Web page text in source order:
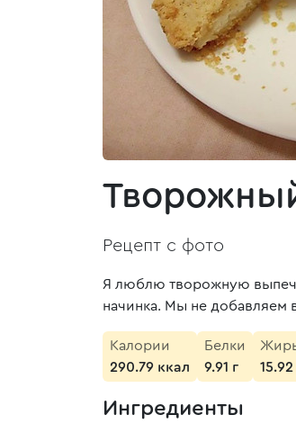
Рецепт с фото
Я люблю творожную
начинка. Мы не добавляем
Калории
290.79 ккал
Белки
9.91 г
15.92
Ингредиенты